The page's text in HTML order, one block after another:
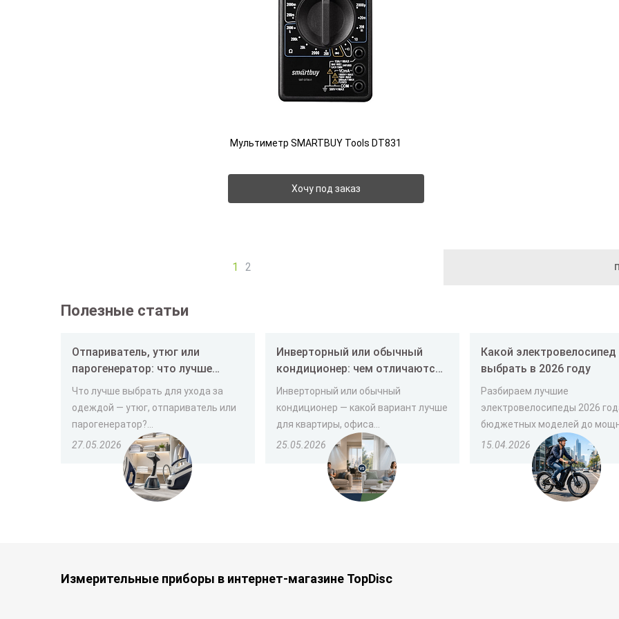
Мультиметр SMARTBUY Tools DT831
Хочу под заказ
1 2
Полезные статьи
Отпариватель, утюг или
парогенератор: что лучше
выбрать
Что лучше выбрать для ухода за
одеждой — утюг, отпариватель или
парогенератор?...
27.05.2026
Инверторный или обычный
кондиционер: чем отличаются
и какой лучше выбрать
Инверторный или обычный
кондиционер — какой вариант лучше
для квартиры, офиса...
25.05.2026
Какой электровелосипед лучше
выбрать в 2026 году
Разбираем лучшие
электровелосипеды 2026
бюджетных моделей до
15.04.2026
Измерительные приборы в интернет-магазине TopDisc